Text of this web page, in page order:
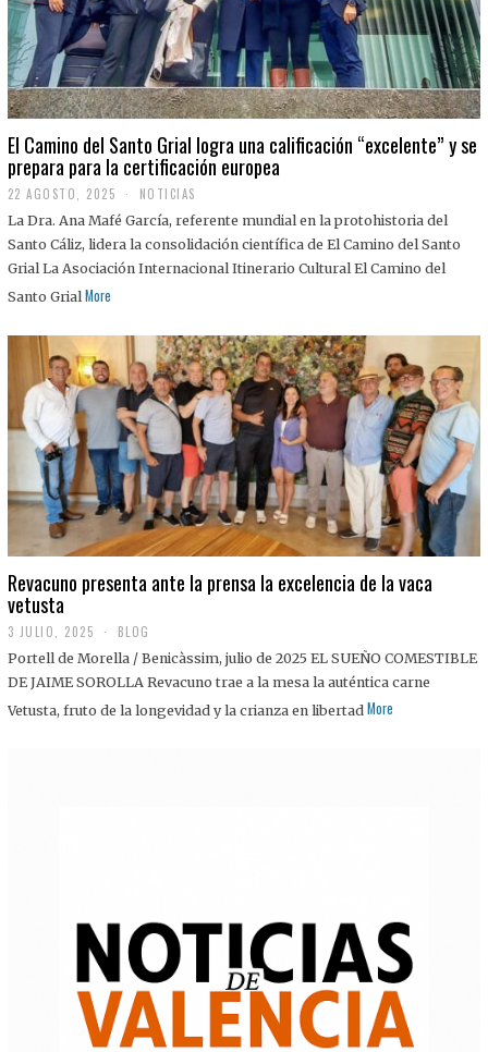
El Camino del Santo Grial logra una calificación “excelente” y se
prepara para la certificación europea
22 AGOSTO, 2025
2
A
G
O
S
2
5
NOTICIAS
La Dra. Ana Mafé García, referente mundial en la protohistoria del
Santo Cáliz, lidera la consolidación científica de El Camino del Santo
Grial La Asociación Internacional Itinerario Cultural El Camino del
Santo Grial More
Revacuno presenta ante la prensa la excelencia de la vaca
vetusta
3 JULIO, 2025
J
U
I
BLOG
Portell de Morella / Benicàssim, julio de 2025 EL SUEÑO COMESTIBLE
DE JAIME SOROLLA Revacuno trae a la mesa la auténtica carne
Vetusta, fruto de la longevidad y la crianza en libertad More